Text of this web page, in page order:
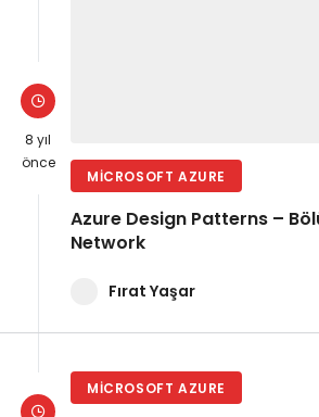
8 yıl
önce
MICROSOFT AZURE
Azure Design Patterns –
Network
Fırat Yaşar
MICROSOFT AZURE